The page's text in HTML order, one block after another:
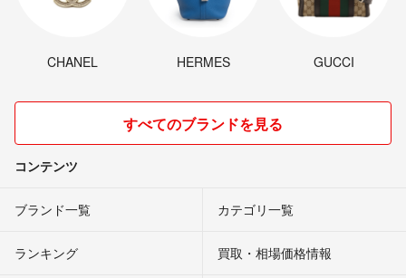
CHANEL HERMES GUCCI
すべてのブランドを見る
コンテンツ
ブランド一覧 カテゴリ一覧
ランキング 買取・相場価格情報